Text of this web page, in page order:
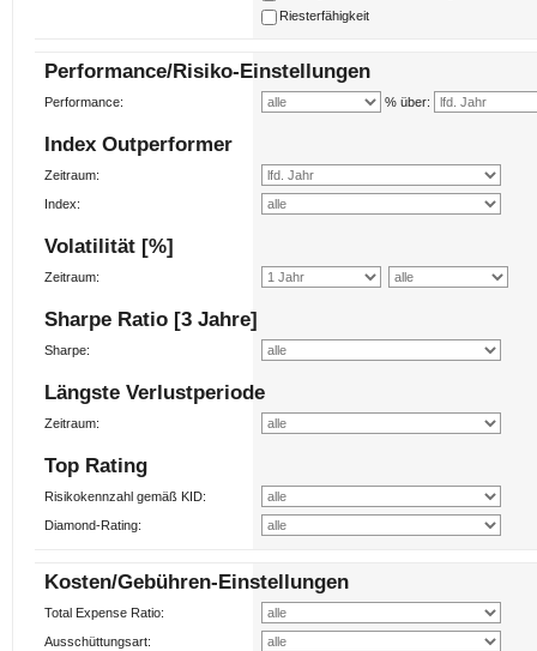
Riesterfähigkeit
Performance/Risiko-Einstellungen
Performance: % über:
Index Outperformer
Zeitraum:
Index:
Volatilität [%]
Zeitraum:
Sharpe Ratio [3 Jahre]
Sharpe:
Längste Verlustperiode
Zeitraum:
Top Rating
Risikokennzahl gemäß KID:
Diamond-Rating:
Kosten/Gebühren-Einstellungen
Total Expense Ratio:
Ausschüttungsart: